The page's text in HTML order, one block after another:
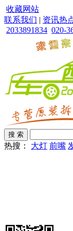
收藏网站
联系我们 | 资讯热
2033891834 020-
热搜： 大灯 前嘴